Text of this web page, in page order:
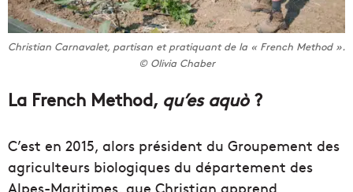
Christian Carnavalet, partisan et pratiquant de la « French Method».
© Olivia Chaber
La French Method, qu’es aquò?
C’est en 2015, alors président du Groupement des
agriculteurs biologiques du département des
Alpes-Maritimes, que Christian apprend